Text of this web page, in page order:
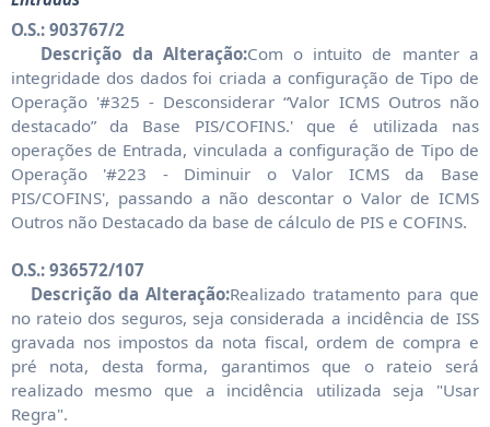
O.S.: 903767/2
Descrição da Alteração:Com o intuito de manter a
integridade dos dados foi criada a configuração de Tipo de
Operação '#325 - Desconsiderar “Valor ICMS Outros não
destacado” da Base PIS/COFINS.' que é utilizada nas
operações de Entrada, vinculada a configuração de Tipo de
Operação '#223 - Diminuir o Valor ICMS da Base
PIS/COFINS', passando a não descontar o Valor de ICMS
Outros não Destacado da base de cálculo de PIS e COFINS.
O.S.: 936572/107
Descrição da Alteração:Realizado tratamento para que
no rateio dos seguros, seja considerada a incidência de ISS
gravada nos impostos da nota fiscal, ordem de compra e
pré nota, desta forma, garantimos que o rateio será
realizado mesmo que a incidência utilizada seja "Usar
Regra".